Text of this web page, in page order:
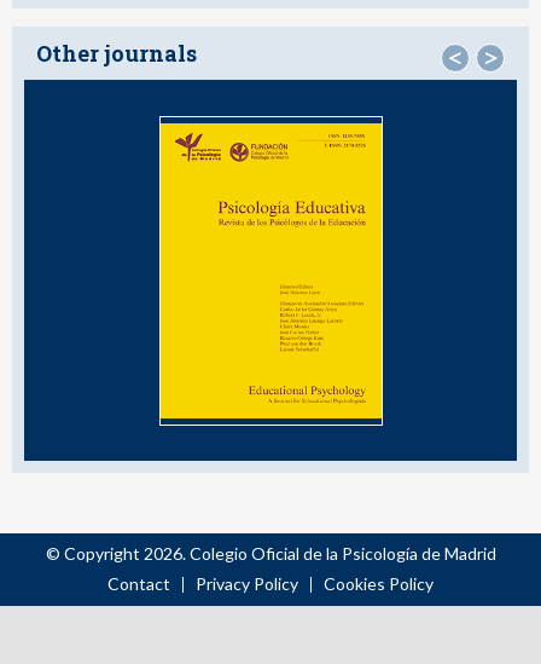
Other journals < >
© Copyright 2026. Colegio Oficial de la Psicología de Madrid
Contact
Privacy Policy Cookies Policy